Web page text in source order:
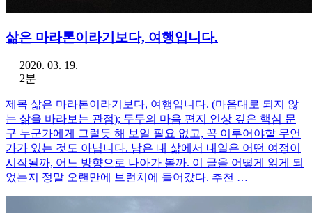
삶은 마라톤이라기보다, 여행입니다.
2020. 03. 19.
2분
제목 삶은 마라톤이라기보다, 여행입니다. (마음대로 되지 않
는 삶을 바라보는 관점); 두두의 마음 편지 인상 깊은 핵심 문
구 누군가에게 그럴듯 해 보일 필요 없고, 꼭 이루어야할 무언
가가 있는 것도 아닙니다. 남은 내 삶에서 내일은 어떤 여정이
시작될까, 어느 방향으로 나아가 볼까. 이 글을 어떻게 읽게 되
었는지 정말 오랜만에 브런치에 들어갔다. 추천 …